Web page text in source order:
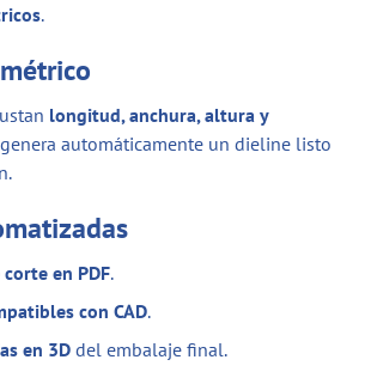
.
longitud, anchura, altura y
genera automáticamente un dieline listo
en PDF.
con CAD.
en 3D del embalaje final.